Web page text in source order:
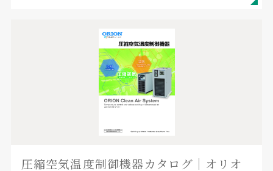
圧縮空気温度制御機器カタログ｜オリオ